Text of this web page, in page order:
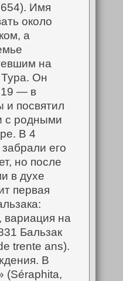
Имя
около
а
на
Он
— в
и посвятил
с родными
В 4
его
но после
в духе
первая
вариация на
Бальзак
trente ans).
В
(Séraphita,